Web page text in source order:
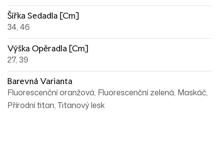
Šířka Sedadla [cm]
34, 46
Výška Opěradla [cm]
27, 39
Barevná Varianta
Fluorescenční oranžová, Fluorescenční zelená, Maskáč,
Přírodní titan, Titanový lesk